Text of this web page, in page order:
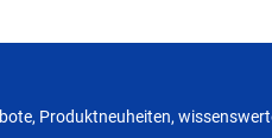
Produktneuheiten,